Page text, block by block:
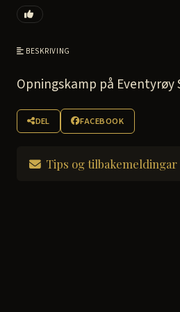
BESKRIVING
Opningskamp på Eventyrøy
DEL FACEBOOK
Tips og tilbakemeldingar